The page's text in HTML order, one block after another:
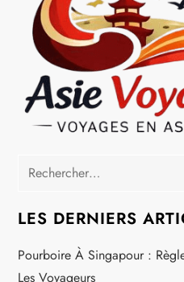
Rechercher :
LES DERNIERS
Pourboire À Singapour :
Les Voyageurs